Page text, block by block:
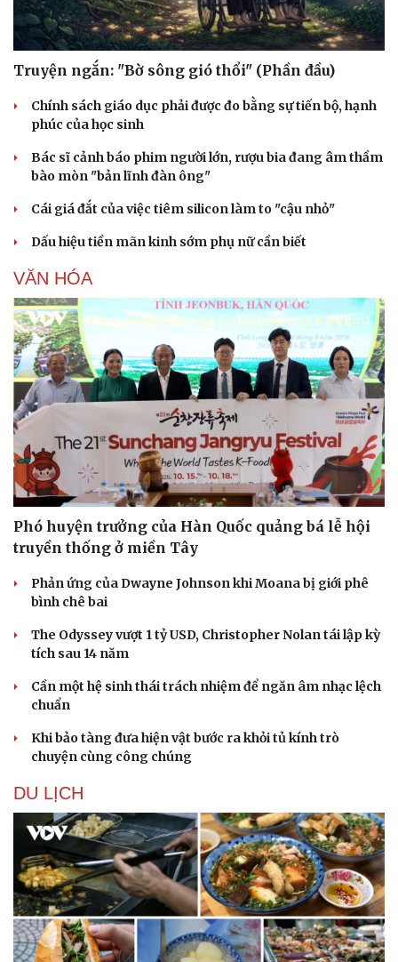
Truyện ngắn: "Bờ sông gió thổi" (Phần đầu)
Chính sách giáo dục phải được đo bằng sự tiến bộ, hạnh
phúc của học sinh
Bác sĩ cảnh báo phim người lớn, rượu bia đang âm thầm
bào mòn "bản lĩnh đàn ông"
Cái giá đắt của việc tiêm silicon làm to "cậu nhỏ"
Dấu hiệu tiền mãn kinh sớm phụ nữ cần biết
VĂN HÓA
Phó huyện trưởng của Hàn Quốc quảng bá lễ hội
truyền thống ở miền Tây
Phản ứng của Dwayne Johnson khi Moana bị giới phê
bình chê bai
The Odyssey vượt 1 tỷ USD, Christopher Nolan tái lập kỳ
tích sau 14 năm
Cần một hệ sinh thái trách nhiệm để ngăn âm nhạc lệch
chuẩn
Khi bảo tàng đưa hiện vật bước ra khỏi tủ kính trò
chuyện cùng công chúng
DU LỊCH